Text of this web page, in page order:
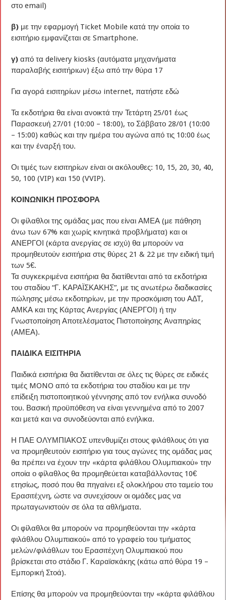
στο email)
β) με την εφαρμογή Ticket Mobile κατά την οποία το
εισιτήριο εμφανίζεται σε Smartphone.
γ) από τα delivery kiosks (αυτόματα μηχανήματα
παραλαβής εισιτήριων) έξω από την θύρα 17
Για αγορά εισιτηρίων μέσω internet, πατήστεεδώ
Τα εκδοτήρια θα είναι ανοικτά την Τετάρτη 25/01 έως
Παρασκευή 27/01 (10:00 – 18:00), το Σάββατο 28/01 (10:00
– 15:00) καθώς και την ημέρα του αγώνα από τις 10:00 έως
και την έναρξή του.
Οι τιμές των εισιτηρίων είναι οι ακόλουθες: 10, 15, 20, 30, 40,
50, 100 (VIP) και 150 (VVIP).
ΚΟΙΝΩΝΙΚΗ ΠΡΟΣΦΟΡΑ
Οι φίλαθλοι της ομάδας μας που είναι ΑΜΕΑ (με πάθηση
άνω των 67% και χωρίς κινητικά προβλήματα) και οι
ΑΝΕΡΓΟΙ (κάρτα ανεργίας σε ισχύ) θα μπορούν να
προμηθευτούν εισιτήρια στις θύρες 21 & 22 με την ειδική τιμή
των 5€.
Τα συγκεκριμένα εισιτήρια θα διατίθενται από τα εκδοτήρια
του σταδίου “Γ. ΚΑΡΑΪΣΚΑΚΗΣ”, με τις ανωτέρω διαδικασίες
πώλησης μέσω εκδοτηρίων, με την προσκόμιση του ΑΔΤ,
ΑΜΚΑ και της Κάρτας Ανεργίας (ΑΝΕΡΓΟΙ) ή την
Γνωστοποίηση Αποτελέσματος Πιστοποίησης Αναπηρίας
(ΑΜΕΑ).
ΠΑΙΔΙΚΑ ΕΙΣΙΤΗΡΙΑ
Παιδικά εισιτήρια θα διατίθενται σε όλες τις θύρες σε ειδικές
τιμές MONO από τα εκδοτήρια του σταδίου και με την
επίδειξη πιστοποιητικού γέννησης από τον ενήλικα συνοδό
του. Βασική προϋπόθεση να είναι γεννημένα από το 2007
και μετά και να συνοδεύονται από ενήλικα.
Η ΠΑΕ ΟΛΥΜΠΙΑΚΟΣ υπενθυμίζει στους φιλάθλους ότι για
να προμηθευτούν εισιτήριο για τους αγώνες της ομάδας μας
θα πρέπει να έχουν την «κάρτα φιλάθλου Ολυμπιακού» την
οποία ο φίλαθλος θα προμηθεύεται καταβάλλοντας 10€
ετησίως, ποσό που θα πηγαίνει εξ ολοκλήρου στο ταμείο του
Ερασιτέχνη, ώστε να συνεχίσουν οι ομάδες μας να
πρωταγωνιστούν σε όλα τα αθλήματα.
Οι φίλαθλοι θα μπορούν να προμηθεύονται την «κάρτα
φιλάθλου Ολυμπιακού» από το γραφείο του τμήματος
μελών/φιλάθλων του Ερασιτέχνη Ολυμπιακού που
βρίσκεται στο στάδιο Γ. Καραϊσκάκης (κάτω από θύρα 19 –
Εμπορική Στοά).
Επίσης θα μπορούν να προμηθεύονται την «κάρτα φιλάθλου